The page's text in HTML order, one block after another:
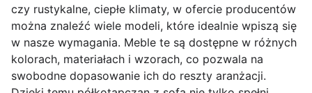
czy rustykalne, ciepłe klimaty, w ofercie producentów
można znaleźć wiele modeli, które idealnie wpiszą się
w nasze wymagania. Meble te są dostępne w różnych
kolorach, materiałach i wzorach, co pozwala na
swobodne dopasowanie ich do reszty aranżacji.